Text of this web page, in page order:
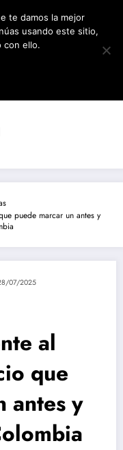
AM
puede marcar un antes y
07/2025
al
que
antes y
te damos la mejor
usando este sitio,
con ello.